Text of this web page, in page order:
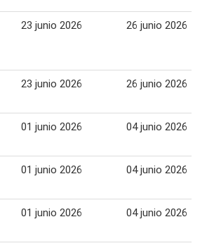
23 junio 2026 26 junio 2026
23 junio 2026 26 junio 2026
01 junio 2026 04 junio 2026
01 junio 2026 04 junio 2026
01 junio 2026 04 junio 2026